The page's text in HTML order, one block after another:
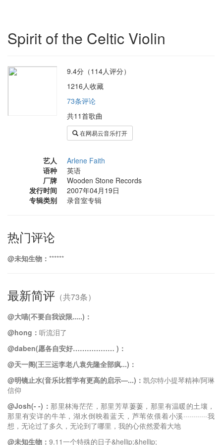
Spirit of the Celtic Violin
9.4分（114人评分）
1216人收藏
73条评论
共11首歌曲
在网易云音乐打开
艺人
Arlene Faith
语种
英语
厂牌
Wooden Stone Records
发行时间
2007年04月19日
专辑类别
录音室专辑
热门评论
@未知生物： ******
最新简评 （共73条）
@大喵(不要自我设限.....)：
@hong： 听流泪了
@daben(愿各自安好……………… )：
@天一阁(王三运李老八袁先隆全部疯...)：
@明镜止水(音乐比哲学有更高的启示—...)： 凯尔特小提琴精神/阿琳
信仰
@Josh(- -)：那里林海茫茫，那里芳草萋萋，那里有温暖的土壤，
那里有安详的牛羊，湖水倒映着蓝天，芦苇依偎着小溪············我
想，无论过了多久，无论到了哪里，我的心依然爱着大地
@未知生物： 9.11一个特殊的日子&hellip;&hellip;